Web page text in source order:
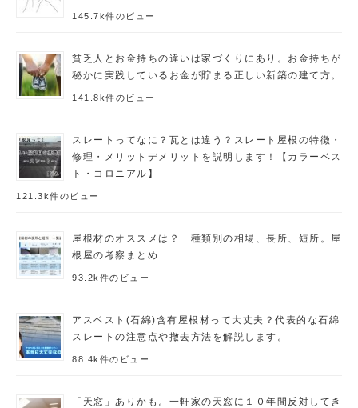
145.7k件のビュー
貧乏人とお金持ちの違いは家づくりにあり。お金持ちが
秘かに実践しているお金が貯まる正しい新築の建て方。
141.8k件のビュー
スレートってなに？瓦とは違う？スレート屋根の特徴・
修理・メリットデメリットを説明します！【カラーベス
ト・コロニアル】
121.3k件のビュー
屋根材のオススメは？ 種類別の相場、長所、短所。屋
根屋の考察まとめ
93.2k件のビュー
アスベスト(石綿)含有屋根材って大丈夫？代表的な石綿
スレートの注意点や撤去方法を解説します。
88.4k件のビュー
「天窓」ありかも。一軒家の天窓に１０年間反対してき